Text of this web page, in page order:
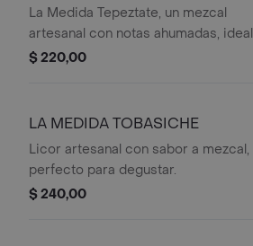
La Medida Tepeztate, un mezcal
artesanal con notas ahumadas, ideal
para disfrutar solo o en cócteles.
$ 220,00
LA MEDIDA TOBASICHE
Licor artesanal con sabor a mezcal,
perfecto para degustar.
$ 240,00